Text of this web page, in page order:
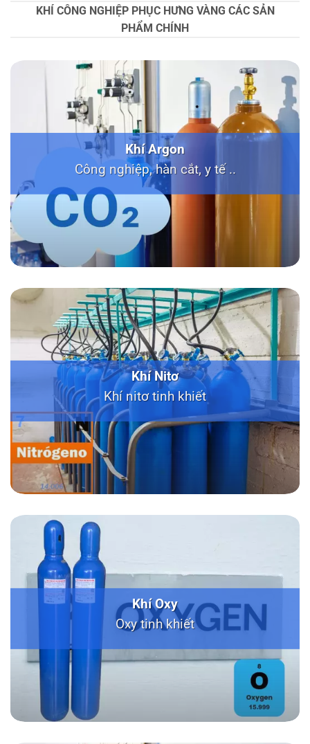
KHÍ CÔNG NGHIỆP PHỤC HƯNG VÀNG CÁC SẢN
PHẨM CHÍNH
Khí Argon
Công nghiệp, hàn cắt, y tế ..
Khí Nitơ
Khí nitơ tinh khiết
Khí Oxy
Oxy tinh khiết